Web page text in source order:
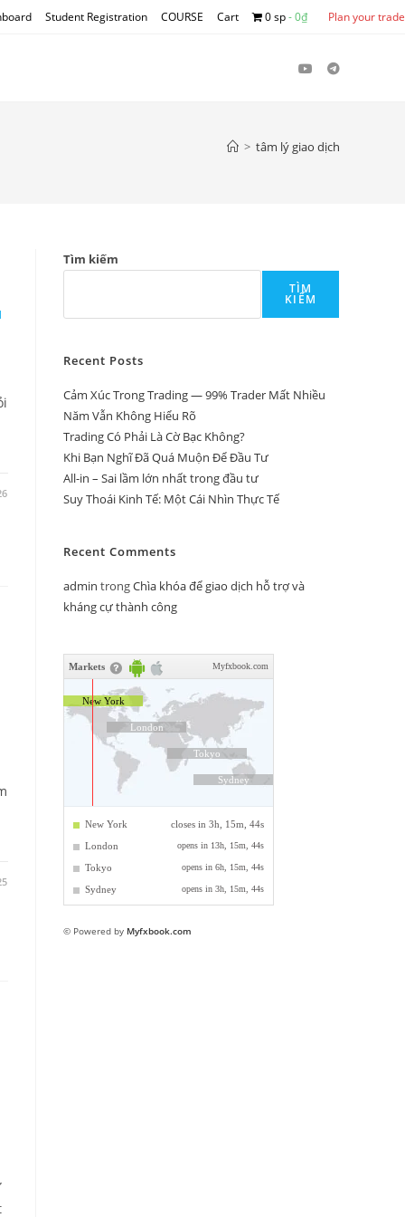
Student Registration COURSE Cart 0 sp 0₫ Plan your trade
> tâm lý giao dịch
Tìm kiếm
TÌM
KIẾM
Recent Posts
Cảm Xúc Trong Trading — 99% Trader Mất Nhiều
Năm Vẫn Không Hiểu Rõ
Trading Có Phải Là Cờ Bạc Không?
Khi Bạn Nghĩ Đã Quá Muộn Để Đầu Tư
All-in – Sai lầm lớn nhất trong đầu tư
Suy Thoái Kinh Tế: Một Cái Nhìn Thực Tế
Recent Comments
admin trongChìa khóa để giao dịch hỗ trợ và
kháng cự thành công
© Powered by Myfxbook.com